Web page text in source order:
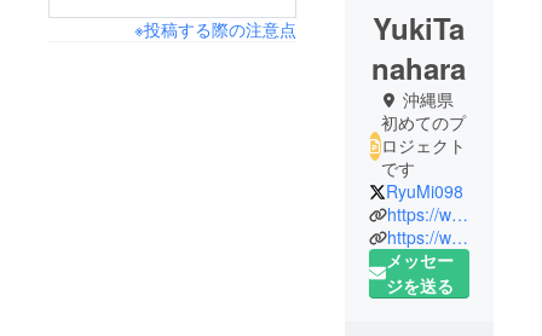
※投稿する際の注意点
YukiTa
nahara
沖縄県
初めてのプ
ロジェクト
です
RyuMi098
https://www.instagram.com/tanayu_520
https://www.instagram.com/luanaokinawa.ryumi
メッセー
ジを送る